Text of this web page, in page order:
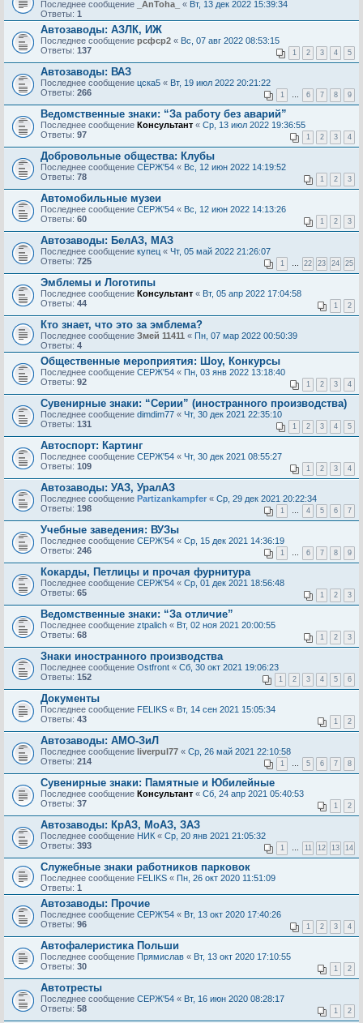
Последнее сообщение _AnToha_ « Вт, 13 дек 2022 15:39:34
Ответы: 1
Автозаводы: АЗЛК, ИЖ
Последнее сообщение рсфср2 « Вс, 07 авг 2022 08:53:15
Ответы: 137 1 2 3 4 5
Автозаводы: ВАЗ
Последнее сообщение цска5 « Вт, 19 июл 2022 20:21:22
Ответы: 266 1 … 6 7 8 9
Ведомственные знаки: “За работу без аварий”
Последнее сообщение Консультант « Ср, 13 июл 2022 19:36:55
Ответы: 97 1 2 3 4
Добровольные общества: Клубы
Последнее сообщение СЕРЖ'54 « Вс, 12 июн 2022 14:19:52
Ответы: 78 1 2 3
Автомобильные музеи
Последнее сообщение СЕРЖ'54 « Вс, 12 июн 2022 14:13:26
Ответы: 60 1 2 3
Автозаводы: БелАЗ, МАЗ
Последнее сообщение купец « Чт, 05 май 2022 21:26:07
Ответы: 725 1 … 22 23 24 25
Эмблемы и Логотипы
Последнее сообщение Консультант « Вт, 05 апр 2022 17:04:58
Ответы: 44 1 2
Кто знает, что это за эмблема?
Последнее сообщение Змей 11411 « Пн, 07 мар 2022 00:50:39
Ответы: 4
Общественные мероприятия: Шоу, Конкурсы
Последнее сообщение СЕРЖ'54 « Пн, 03 янв 2022 13:18:40
Ответы: 92 1 2 3 4
Сувенирные знаки: “Серии” (иностранного производства)
Последнее сообщение dimdim77 « Чт, 30 дек 2021 22:35:10
Ответы: 131 1 2 3 4 5
Автоспорт: Картинг
Последнее сообщение СЕРЖ'54 « Чт, 30 дек 2021 08:55:27
Ответы: 109 1 2 3 4
Автозаводы: УАЗ, УралАЗ
Последнее сообщение Partizankampfer « Ср, 29 дек 2021 20:22:34
Ответы: 198 1 … 4 5 6 7
Учебные заведения: ВУЗы
Последнее сообщение СЕРЖ'54 « Ср, 15 дек 2021 14:36:19
Ответы: 246 1 … 6 7 8 9
Кокарды, Петлицы и прочая фурнитура
Последнее сообщение СЕРЖ'54 « Ср, 01 дек 2021 18:56:48
Ответы: 65 1 2 3
Ведомственные знаки: “За отличие”
Последнее сообщение ztpalich « Вт, 02 ноя 2021 20:00:55
Ответы: 68 1 2 3
Знаки иностранного производства
Последнее сообщение Ostfront « Сб, 30 окт 2021 19:06:23
Ответы: 152 1 2 3 4 5 6
Документы
Последнее сообщение FELIKS « Вт, 14 сен 2021 15:05:34
Ответы: 43 1 2
Автозаводы: АМО-ЗиЛ
Последнее сообщение liverpul77 « Ср, 26 май 2021 22:10:58
Ответы: 214 1 … 5 6 7 8
Сувенирные знаки: Памятные и Юбилейные
Последнее сообщение Консультант « Сб, 24 апр 2021 05:40:53
Ответы: 37 1 2
Автозаводы: КрАЗ, МоАЗ, ЗАЗ
Последнее сообщение НИК « Ср, 20 янв 2021 21:05:32
Ответы: 393 1 … 11 12 13 14
Служебные знаки работников парковок
Последнее сообщение FELIKS « Пн, 26 окт 2020 11:51:09
Ответы: 1
Автозаводы: Прочие
Последнее сообщение СЕРЖ'54 « Вт, 13 окт 2020 17:40:26
Ответы: 96 1 2 3 4
Автофалеристика Польши
Последнее сообщение Прямислав « Вт, 13 окт 2020 17:10:55
Ответы: 30 1 2
Автотресты
Последнее сообщение СЕРЖ'54 « Вт, 16 июн 2020 08:28:17
Ответы: 58 1 2